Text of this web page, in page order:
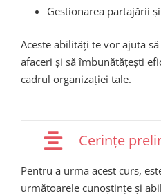
Gestionarea partajării
Aceste abilități te vor ajuta
afaceri și să îmbunătățești
cadrul organizației tale​.
Cerințe
Pentru a urma acest curs,
următoarele cunoștințe și